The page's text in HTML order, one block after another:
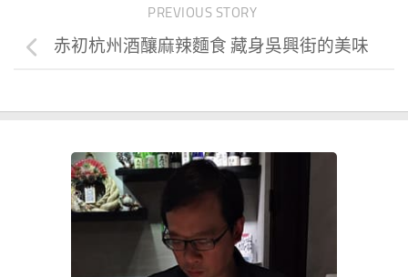
PREVIOUS STORY
赤初杭州酒釀麻辣麵食 藏身吳興街的美味